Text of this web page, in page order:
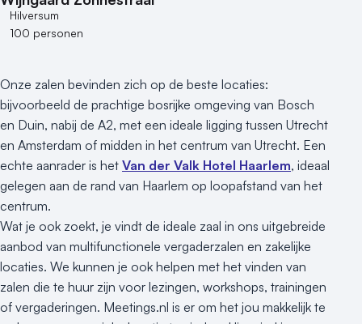
Hilversum
100 personen
Onze zalen bevinden zich op de beste locaties:
bijvoorbeeld de prachtige bosrijke omgeving van Bosch
en Duin, nabij de A2, met een ideale ligging tussen Utrecht
en Amsterdam of midden in het centrum van Utrecht. Een
echte aanrader is het Van der Valk Hotel Haarlem, ideaal
gelegen aan de rand van Haarlem op loopafstand van het
centrum.
Wat je ook zoekt, je vindt de ideale zaal in ons uitgebreide
aanbod van multifunctionele vergaderzalen en zakelijke
locaties. We kunnen je ook helpen met het vinden van
zalen die te huur zijn voor lezingen, workshops, trainingen
of vergaderingen. Meetings.nl is er om het jou makkelijk te